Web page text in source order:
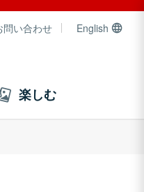
問い合わせ English
楽しむ